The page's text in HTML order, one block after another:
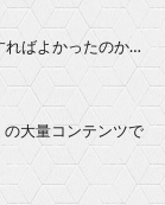
ればよかったのか…
の大量コンテンツで